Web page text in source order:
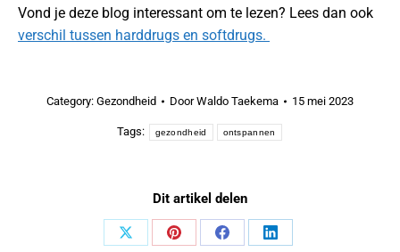
Vond je deze blog interessant om te lezen? Lees dan ook
verschil tussen harddrugs en softdrugs.
Category: Gezondheid DoorWaldo Taekema 15 mei 2023
Tags: gezondheid ontspannen
Dit artikel delen
Share Share Share Share